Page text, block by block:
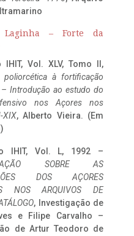
– Forte da
IHIT, Vol. XLV, Tomo II,
poliorcética à fortificação
Introdução ao estudo do
nos Açores nos
XIX, Alberto Vieira. (Em
IHIT, Vol. L, 1992 –
SOBRE AS
DOS AÇORES
NOS ARQUIVOS DE
, Investigação de
e Filipe Carvalho –
de Artur Teodoro de